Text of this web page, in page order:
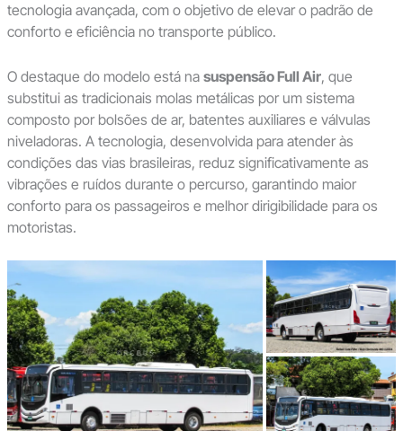
tecnologia avançada, com o objetivo de elevar o padrão de
conforto e eficiência no transporte público.
O destaque do modelo está na suspensão Full Air, que
substitui as tradicionais molas metálicas por um sistema
composto por bolsões de ar, batentes auxiliares e válvulas
niveladoras. A tecnologia, desenvolvida para atender às
condições das vias brasileiras, reduz significativamente as
vibrações e ruídos durante o percurso, garantindo maior
conforto para os passageiros e melhor dirigibilidade para os
motoristas.